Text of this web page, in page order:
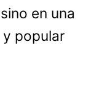
en una
popular